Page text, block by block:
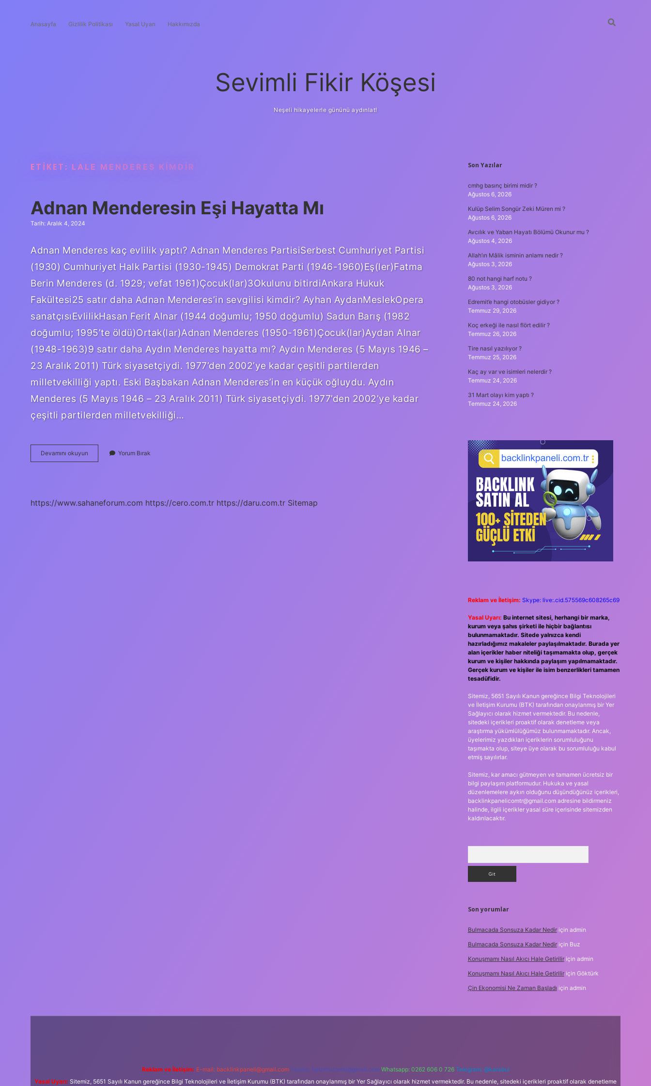
Anasayfa Gizlilik Politikası Yasal Uyarı Hakkımızda
Sevimli Fikir Köşesi
Neşeli hikayelerle gününü aydınlat!
ETIKET: LALE MENDERES KIMDIR
Adnan Menderesin Eşi Hayatta Mı
Tarih: Aralık 4, 2024
Adnan Menderes kaç evlilik yaptı? Adnan Menderes PartisiSerbest Cumhuriyet Partisi
(1930) Cumhuriyet Halk Partisi (1930-1945) Demokrat Parti (1946-1960)Eş(ler)Fatma
Berin Menderes (d. 1929; vefat 1961)Çocuk(lar)3Okulunu bitirdiAnkara Hukuk
Fakültesi25 satır daha Adnan Menderes’in sevgilisi kimdir? Ayhan AydanMeslekOpera
sanatçısıEvlilikHasan Ferit Alnar (1944 doğumlu; 1950 doğumlu) Sadun Barış (1982
doğumlu; 1995’te öldü)Ortak(lar)Adnan Menderes (1950-1961)Çocuk(lar)Aydan Alnar
(1948-1963)9 satır daha Aydın Menderes hayatta mı? Aydın Menderes (5 Mayıs 1946 –
23 Aralık 2011) Türk siyasetçiydi. 1977’den 2002’ye kadar çeşitli partilerden
milletvekilliği yaptı. Eski Başbakan Adnan Menderes’in en küçük oğluydu. Aydın
Menderes (5 Mayıs 1946 – 23 Aralık 2011) Türk siyasetçiydi. 1977’den 2002’ye kadar
çeşitli partilerden milletvekilliği…
Devamını okuyun
Menderesin
Yorum Bırak
https://www.sahaneforum.com https://cero.com.tr https://daru.com.tr Sitemap
SIDEBAR
Son Yazılar
cmhg basınç birimi midir ?
Ağustos 6, 2026
Kulüp Selim Songür Zeki Müren mi ?
Ağustos 6, 2026
Avcılık ve Yaban Hayatı Bölümü Okunur mu ?
Ağustos 4, 2026
Allah’ın Mâlik isminin anlamı nedir ?
Ağustos 3, 2026
80 not hangi harf notu ?
Ağustos 3, 2026
Edremit’e hangi otobüsler gidiyor ?
Temmuz 29, 2026
Koç erkeği ile nasıl flört edilir ?
Temmuz 26, 2026
Tire nasıl yazılıyor ?
Temmuz 25, 2026
Kaç ay var ve isimleri nelerdir ?
Temmuz 24, 2026
31 Mart olayı kim yaptı ?
Temmuz 24, 2026
Reklam ve İletişim: Skype: live:.cid.575569c608265c69
Yasal Uyarı: Bu internet sitesi, herhangi bir marka,
kurum veya şahıs şirketi ile hiçbir bağlantısı
bulunmamaktadır. Sitede yalnızca kendi
hazırladığımız makaleler paylaşılmaktadır. Burada yer
alan içerikler haber niteliği taşımamakta olup, gerçek
kurum ve kişiler hakkında paylaşım yapılmamaktadır.
Gerçek kurum ve kişiler ile isim benzerlikleri tamamen
tesadüfidir.
Sitemiz, 5651 Sayılı Kanun gereğince Bilgi Teknolojileri
ve İletişim Kurumu (BTK) tarafından onaylanmış bir Yer
Sağlayıcı olarak hizmet vermektedir. Bu nedenle,
sitedeki içerikleri proaktif olarak denetleme veya
araştırma yükümlülüğümüz bulunmamaktadır. Ancak,
üyelerimiz yazdıkları içeriklerin sorumluluğunu
taşımakta olup, siteye üye olarak bu sorumluluğu kabul
etmiş sayılırlar.
Sitemiz, kar amacı gütmeyen ve tamamen ücretsiz bir
bilgi paylaşım platformudur. Hukuka ve yasal
düzenlemelere aykırı olduğunu düşündüğünüz içerikleri,
backlinkpanelicomtr@gmail.comadresine bildirmeniz
halinde, ilgili içerikler yasal süre içerisinde sitemizden
kaldırılacaktır.
Son yorumlar
Bulmacada Sonsuza Kadar Nediriçin admin
Bulmacada Sonsuza Kadar Nediriçin Buz
Konuşmamı Nasıl Akıcı Hale Getiriliriçin admin
Konuşmamı Nasıl Akıcı Hale Getiriliriçin Göktürk
Çin Ekonomisi Ne Zaman Başladı için admin
Reklam ve İletişim: E-mail: backlinkpaneli@gmail.com Teams: forumhizmeti@gmail.com Whatsapp: 0262 606 0 726 Telegram: @karabul
Yasal Uyarı: Sitemiz, 5651 Sayılı Kanun gereğince Bilgi Teknolojileri ve İletişim Kurumu (BTK) tarafından onaylanmış bir Yer Sağlayıcı olarak hizmet vermektedir. Bu nedenle, sitedeki içerikleri proaktif olarak denetleme